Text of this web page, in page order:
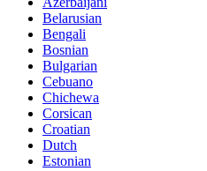
Belarusian
Bengali
Bosnian
Bulgarian
Cebuano
Chichewa
Corsican
Croatian
Dutch
Estonian